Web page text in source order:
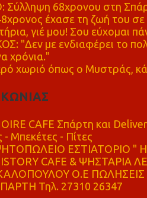
68χρονου στη
έχασε τη ζωή του
γιέ μου! Σου εύχομαι
"Δεν με ενδιαφέρει το
χρόνια."
χωριό όπως ο Μυστράς,
CAFE Σπάρτη και
- Μπεκέτες - Πίτες
ΕΣΤΙΑΤΟΡΙΟ "
CAFE & ΨΗΣΤΑΡΙΑ
Ο.Ε ΠΩΛΗΣΕΙΣ
Τηλ. 27310 26347